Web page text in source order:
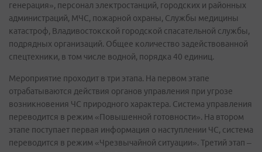
генерация», персонал электростанций, городских и районных
администраций, МЧС, пожарной охраны, Службы медицины
катастроф, Владивостокской городской спасательной службы,
подрядных организаций. Общее количество задействованной
спецтехники, в том числе водной, порядка 40 единиц.
Мероприятие проходит в три этапа. На первом этапе
отрабатываются действия органов управления при угрозе
возникновения ЧС природного характера. Система управления
переводится в режим «Повышенной готовности». На втором
этапе поступает первая информация о наступлении ЧС, система
переводится в режим «Чрезвычайной ситуации». Третий этап –